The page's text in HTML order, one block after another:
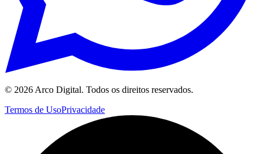
© 2026 Arco Digital. Todos os direitos reservados.
Termos de UsoPrivacidade